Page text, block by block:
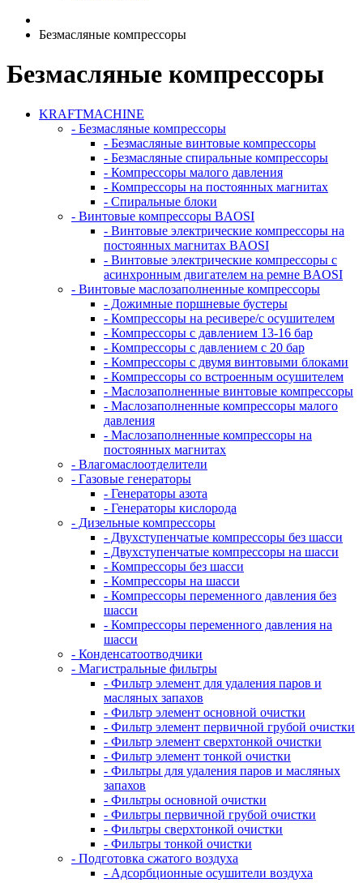
Безмасляные компрессоры
Безмасляные компрессоры
KRAFTMACHINE
- Безмасляные компрессоры
- Безмасляные винтовые компрессоры
- Безмасляные спиральные компрессоры
- Компрессоры малого давления
- Компрессоры на постоянных магнитах
- Спиральные блоки
- Винтовые компрессоры BAOSI
- Винтовые электрические компрессоры на
постоянных магнитах BAOSI
- Винтовые электрические компрессоры с
асинхронным двигателем на ремне BAOSI
- Винтовые маслозаполненные компрессоры
- Дожимные поршневые бустеры
- Компрессоры на ресивере/с осушителем
- Компрессоры с давлением 13-16 бар
- Компрессоры с давлением с 20 бар
- Компрессоры с двумя винтовыми блоками
- Компрессоры со встроенным осушителем
- Маслозаполненные винтовые компрессоры
- Маслозаполненные компрессоры малого
давления
- Маслозаполненные компрессоры на
постоянных магнитах
- Влагомаслоотделители
- Газовые генераторы
- Генераторы азота
- Генераторы кислорода
- Дизельные компрессоры
- Двухступенчатые компрессоры без шасси
- Двухступенчатые компрессоры на шасси
- Компрессоры без шасси
- Компрессоры на шасси
- Компрессоры переменного давления без
шасси
- Компрессоры переменного давления на
шасси
- Конденсатоотводчики
- Магистральные фильтры
- Фильтр элемент для удаления паров и
масляных запахов
- Фильтр элемент основной очистки
- Фильтр элемент первичной грубой очистки
- Фильтр элемент сверхтонкой очистки
- Фильтр элемент тонкой очистки
- Фильтры для удаления паров и масляных
запахов
- Фильтры основной очистки
- Фильтры первичной грубой очистки
- Фильтры сверхтонкой очистки
- Фильтры тонкой очистки
- Подготовка сжатого воздуха
- Адсорбционные осушители воздуха